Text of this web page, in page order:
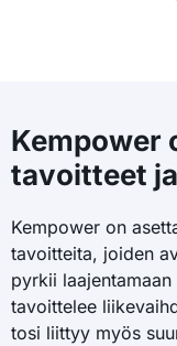
Kempower
tavoitteet
Kempower on
tavoitteita, joiden
pyrkii
tavoittelee
tosi liittyy myös